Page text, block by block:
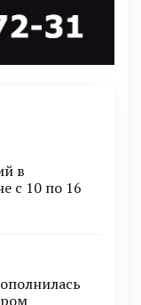
в
с 10 по 16